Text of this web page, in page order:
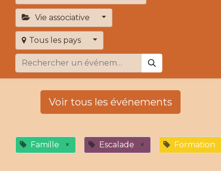
Vie associative
Tous les pays
Voir tous les événements
Famille × Escalade × Formation